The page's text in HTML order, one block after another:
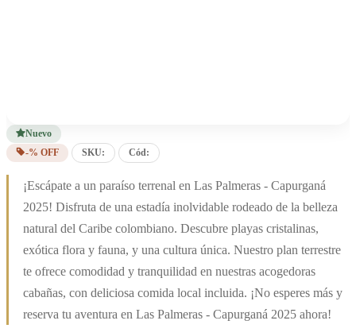
Nuevo
-% OFF
SKU: Cód:
¡Escápate a un paraíso terrenal en Las Palmeras - Capurganá
2025! Disfruta de una estadía inolvidable rodeado de la belleza
natural del Caribe colombiano. Descubre playas cristalinas,
exótica flora y fauna, y una cultura única. Nuestro plan terrestre
te ofrece comodidad y tranquilidad en nuestras acogedoras
cabañas, con deliciosa comida local incluida. ¡No esperes más y
reserva tu aventura en Las Palmeras - Capurganá 2025 ahora!